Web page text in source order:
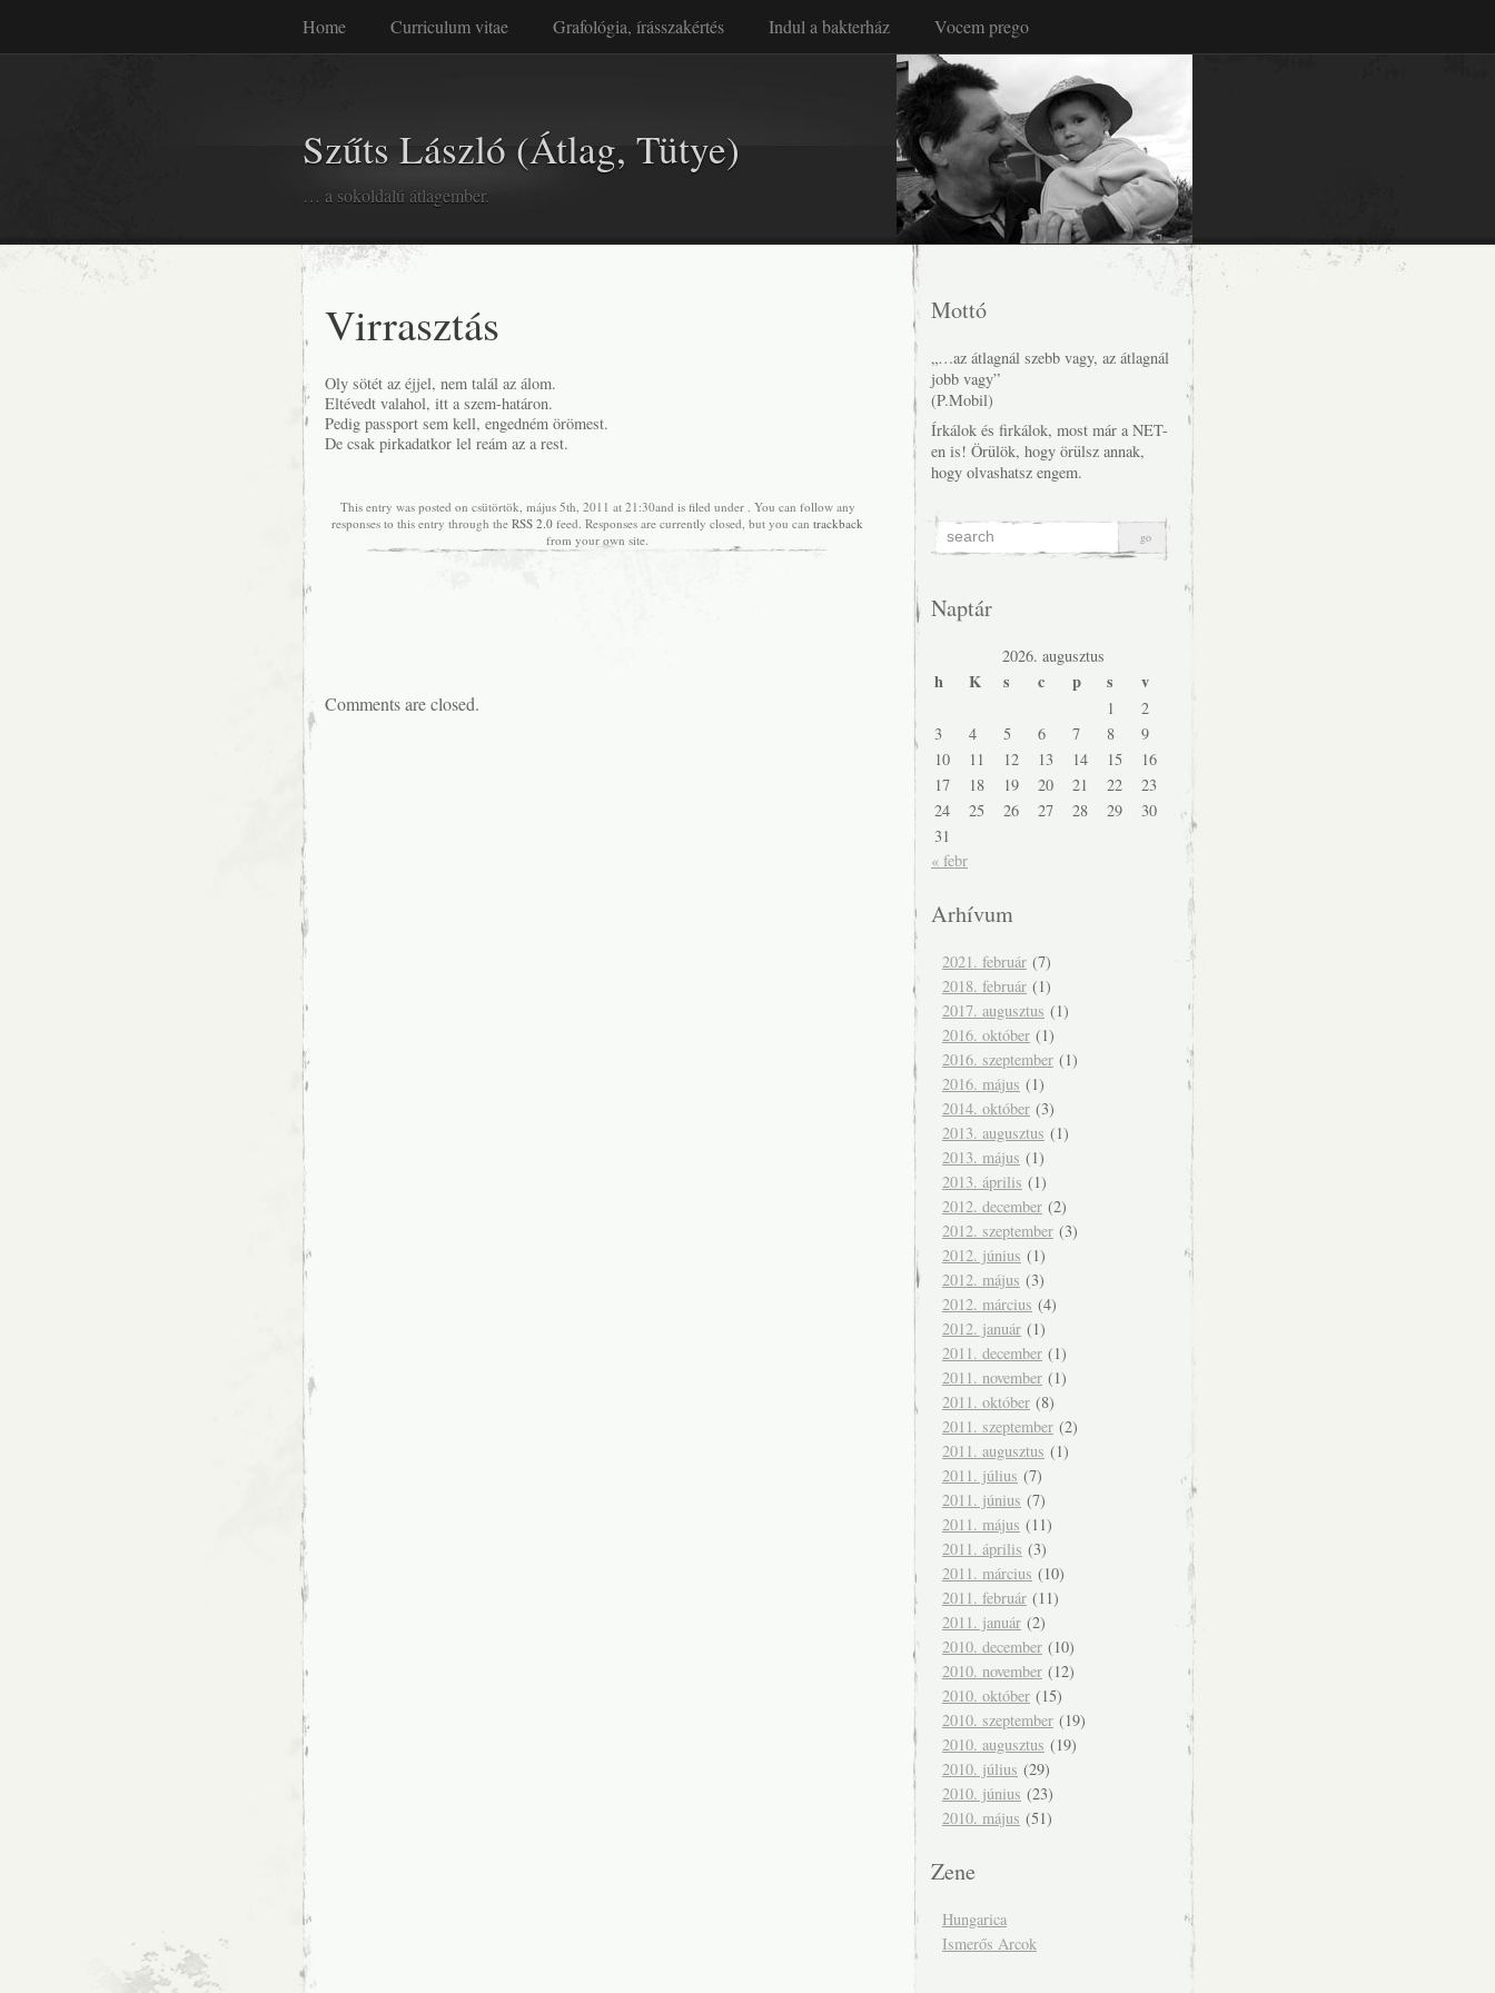
Home Curriculum vitae Grafológia, írásszakértés Indul a bakterház Vocem prego
… a sokoldalú átlagember.
Szűts László (Átlag, Tütye)
Virrasztás
Oly sötét az éjjel, nem talál az álom.
Eltévedt valahol, itt a szem-határon.
Pedig passport sem kell, engedném örömest.
De csak pirkadatkor lel reám az a rest.
This entry was posted on csütörtök, május 5th, 2011 at 21:30and is filed under . You can follow any
responses to this entry through the RSS 2.0 feed. Responses are currently closed, but you can trackback
from your own site.
Comments are closed.
Mottó
„…az átlagnál szebb vagy, az átlagnál
jobb vagy”
(P.Mobil)
Írkálok és firkálok, most már a NET-
en is! Örülök, hogy örülsz annak,
hogy olvashatsz engem.
Naptár
2026. augusztus
h K s c p s v
1
2
3
4 5 6 7 8
9
10
11 12 13 14 15
16
17
18 19 20 21 22
23
24
25 26 27 28 29
30
31
« febr
Arhívum
2021. február (7)
2018. február (1)
2017. augusztus (1)
2016. október (1)
2016. szeptember (1)
2016. május (1)
2014. október (3)
2013. augusztus (1)
2013. május (1)
2013. április (1)
2012. december (2)
2012. szeptember (3)
2012. június (1)
2012. május (3)
2012. március (4)
2012. január (1)
2011. december (1)
2011. november (1)
2011. október (8)
2011. szeptember (2)
2011. augusztus (1)
2011. július (7)
2011. június (7)
2011. május (11)
2011. április (3)
2011. március (10)
2011. február (11)
2011. január (2)
2010. december (10)
2010. november (12)
2010. október (15)
2010. szeptember (19)
2010. augusztus (19)
2010. július (29)
2010. június (23)
2010. május (51)
Zene
Hungarica
Ismerős Arcok